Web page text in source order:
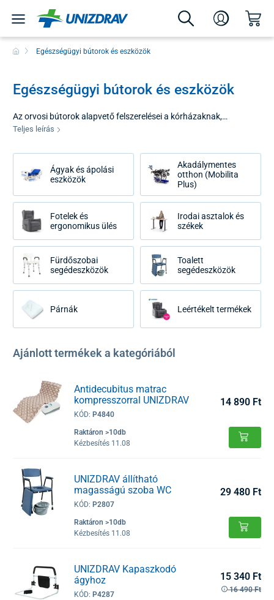
Egészségügyi bútorok és eszközök
Egészségügyi bútorok és eszközök
Az orvosi bútorok alapvető felszerelései a kórházaknak,
szakrendelőknek, szociális otthonoknak, de az ápolási ellátást
berendezések növelik a betegek biztonságát, megkönnyítik az
ápolószemélyzet számára a kezelést és támogatják a felépülési
folyamatot. Kínálatunkban olyan termékeket talál, amelyek
megfelelnek a szigorú európai higiéniai, stabilitási és mechanikai
ellenállási szabványoknak.
Teljes leírás
Ágyak és ápolási
eszközök
Akadálymentes
otthon (Mobilita
Plus)
Fotelek és
ergonomikus ülés
Irodai asztalok és
székek
Fürdőszobai
segédeszközök
Toalett
segédeszközök
Párnák Leértékelt termékek
Ajánlott termékek a kategóriából
Antidecubitus matrac
kompresszorral UNIZDRAV
KÓD: P4840
Raktáron >10db
Kézbesítés 11.08
14 890 Ft
UNIZDRAV állítható
magasságú szoba WC
KÓD: P2807
Raktáron >10db
Kézbesítés 11.08
29 480 Ft
UNIZDRAV Kapaszkodó
ágyhoz
KÓD: P4287
15 340 Ft
16 490 Ft